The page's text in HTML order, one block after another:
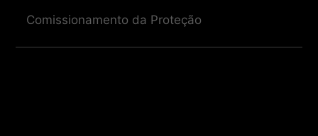
Comissionamento da Proteção